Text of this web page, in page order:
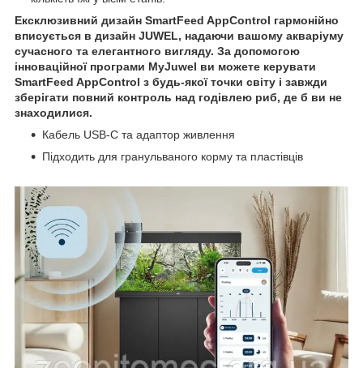
Ексклюзивний дизайн SmartFeed AppControl гармонійно
вписується в дизайн JUWEL, надаючи вашому акваріуму
сучасного та елегантного вигляду. За допомогою
інноваційної програми MyJuwel ви можете керувати
SmartFeed AppControl з будь-якої точки світу і завжди
зберігати повний контроль над годівлею риб, де б ви не
знаходилися.
Кабель USB-C та адаптор живлення
Підходить для гранульваного корму та пластівців